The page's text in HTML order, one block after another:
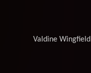
Valdine Wingfield